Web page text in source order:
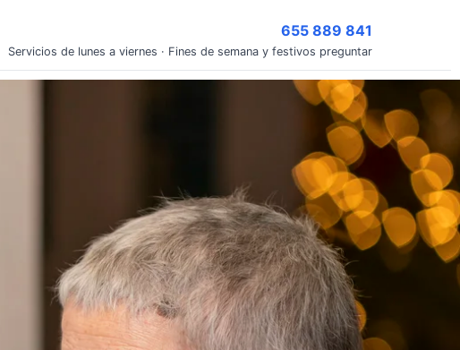
655 889 841
Servicios de lunes a viernes · Fines de semana y festivos preguntar